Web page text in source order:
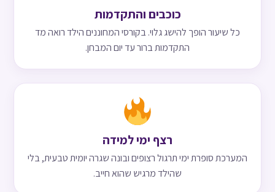
כוכבים והתקדמות
כל שיעור הופך להישג גלוי. בקורסי המחוננים הילד רואה מד
התקדמות ברור עד יום המבחן.
רצף ימי למידה
המערכת סופרת ימי תרגול רצופים ובונה שגרה יומית טבעית, בלי
שהילד מרגיש שהוא חייב.